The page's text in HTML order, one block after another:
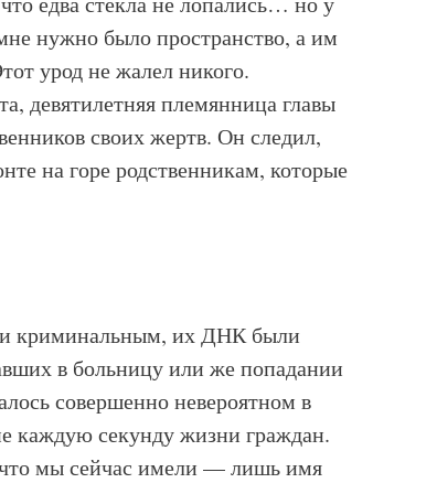
нужно было пространство, а им
урод не жалел никого.
девятилетняя племянница главы
своих жертв. Он следил,
на горе родственникам, которые
и криминальным, их ДНК были
в больницу или же попадании
совершенно невероятном в
каждую секунду жизни граждан.
что мы сейчас имели — лишь имя